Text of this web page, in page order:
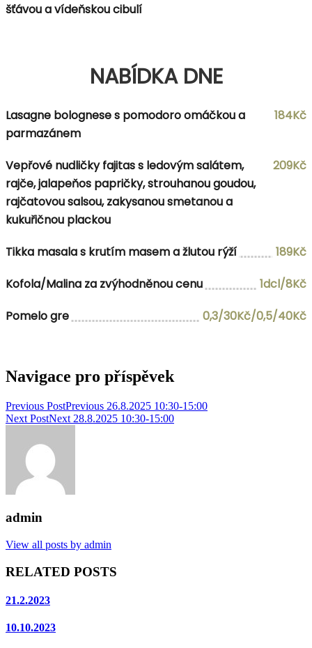
šťávou a vídeňskou cibulí
NABÍDKA DNE
Lasagne bolognese s pomodoro omáčkou a
parmazánem
184Kč
Vepřové nudličky fajitas s ledovým salátem,
rajče, jalapeňos papričky, strouhanou goudou,
rajčatovou salsou, zakysanou smetanou a
kukuřičnou plackou
209Kč
Tikka masala s krutím masem a žlutou rýží
189Kč
Kofola/Malina za zvýhodněnou cenu
1dcl/8Kč
Pomelo gre
0,3/30Kč/0,5/40Kč
Navigace pro příspěvek
Previous PostPrevious 26.8.2025 10:30-15:00
Next PostNext 28.8.2025 10:30-15:00
admin
View all posts by admin
RELATED POSTS
21.2.2023
10.10.2023